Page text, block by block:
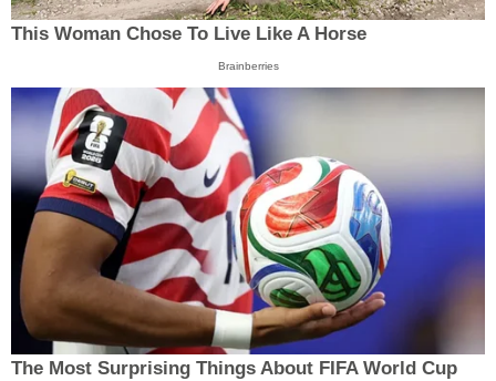
This Woman Chose To Live Like A Horse
Brainberries
The Most Surprising Things About FIFA World Cup